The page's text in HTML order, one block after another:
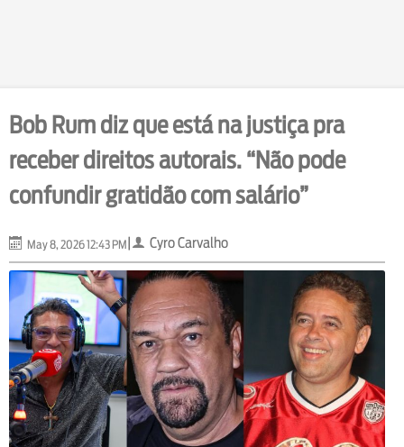
Bob Rum diz que está na justiça pra
receber direitos autorais. “Não pode
confundir gratidão com salário”
May 8, 2026 12:43 PM| Cyro Carvalho